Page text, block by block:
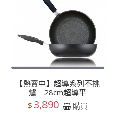
【熱賣中】超導系列不挑
爐｜28cm超導平
$ 3,890 購買